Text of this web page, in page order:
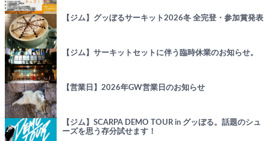
【ジム】グッぼるサーキット2026冬 全完登・参加賞発表
【ジム】サーキットセットに伴う臨時休業のお知らせ。
【営業日】2026年GW営業日のお知らせ
【ジム】SCARPA DEMO TOUR in グッぼる。話題のシュ
ーズを思う存分試せます！